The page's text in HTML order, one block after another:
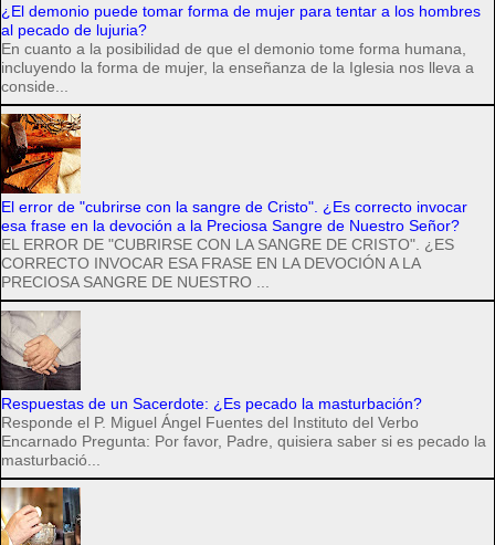
¿El demonio puede tomar forma de mujer para tentar a los hombres
al pecado de lujuria?
En cuanto a la posibilidad de que el demonio tome forma humana,
incluyendo la forma de mujer, la enseñanza de la Iglesia nos lleva a
conside...
El error de "cubrirse con la sangre de Cristo". ¿Es correcto invocar
esa frase en la devoción a la Preciosa Sangre de Nuestro Señor?
EL ERROR DE "CUBRIRSE CON LA SANGRE DE CRISTO". ¿ES
CORRECTO INVOCAR ESA FRASE EN LA DEVOCIÓN A LA
PRECIOSA SANGRE DE NUESTRO ...
Respuestas de un Sacerdote: ¿Es pecado la masturbación?
Responde el P. Miguel Ángel Fuentes del Instituto del Verbo
Encarnado Pregunta: Por favor, Padre, quisiera saber si es pecado la
masturbació...